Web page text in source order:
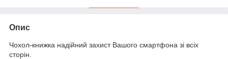
Опис
Чохол-книжка надійний захист Вашого смартфона зі всіх
сторін.